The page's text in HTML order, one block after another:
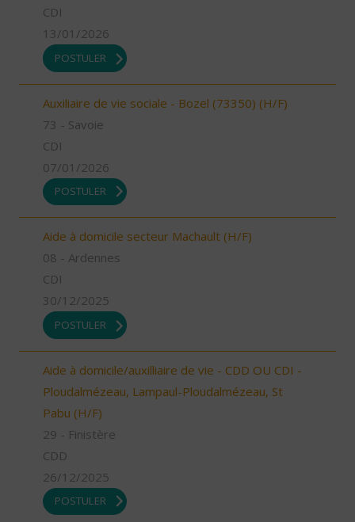
CDI
13/01/2026
POSTULER
Auxiliaire de vie sociale - Bozel (73350) (H/F)
73 - Savoie
CDI
07/01/2026
POSTULER
Aide à domicile secteur Machault (H/F)
08 - Ardennes
CDI
30/12/2025
POSTULER
Aide à domicile/auxilliaire de vie - CDD OU CDI -
Ploudalmézeau, Lampaul-Ploudalmézeau, St
Pabu (H/F)
29 - Finistère
CDD
26/12/2025
POSTULER